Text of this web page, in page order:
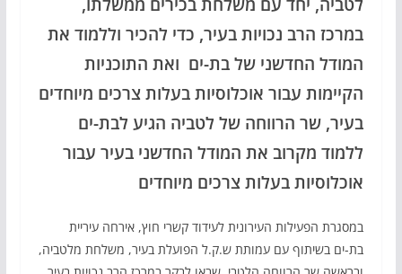
במרכז הרב נכויות בעיר, כדי להכיר וללמוד את
המודל החדשני של בת-ים ואת התוכניות
הקיימות עבור אוכלוסיות בעלות צרכים מיוחדים
בעיר, שר הרווחה של לטביה הגיע לבת-ים
ללמוד מקרוב את המודל החדשני בעיר עבור
אוכלוסיות בעלות צרכים מיוחדים
במסגרת הפעילות העירונית לעידוד קשרי חוץ, אירחה עיריית
בת-ים בשיתוף עם עמותת ש.ק.ל הפועלת בעיר, משלחת מלטביה,